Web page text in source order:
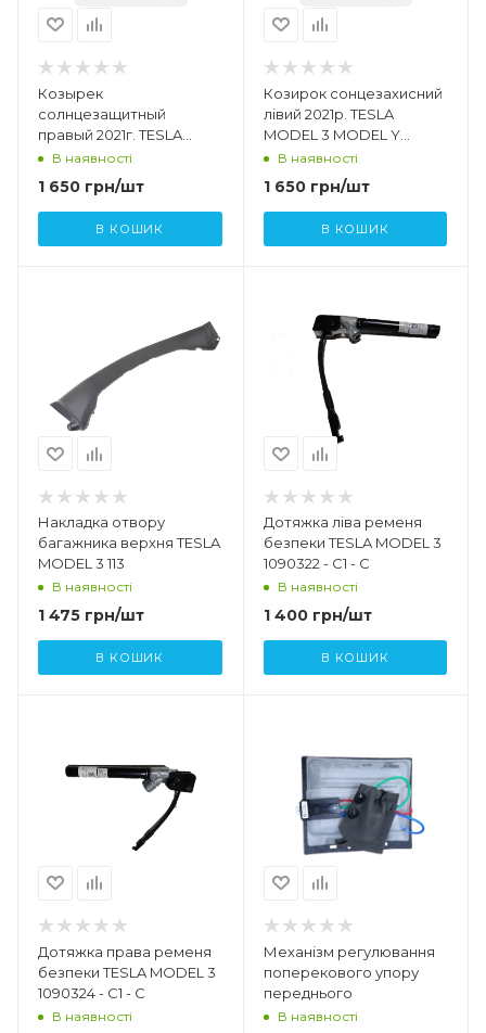
Козырек
солнцезащитный
правый 2021г. TESLA
MODEL 3 1490406-01-C
В наявності
1 650 грн/шт
В КОШИК
Козирок сонцезахисний
лівий 2021р. TESLA
MODEL 3 MODEL Y
1490405 - 01 - C 1490405 -
В наявності
1 650грн/шт
В КОШИК
Накладка отвору
багажника верхня TESLA
MODEL 3 113
В наявності
1 475 грн/шт
В КОШИК
Дотяжка ліва ременя
безпеки TESLA MODEL 3
1090322 - C1 - C
В наявності
1 400грн/шт
В КОШИК
Дотяжка права ременя
безпеки TESLA MODEL 3
1090324 - C1 - C
В наявності
Механізм регулювання
поперекового упору
переднього
В наявності